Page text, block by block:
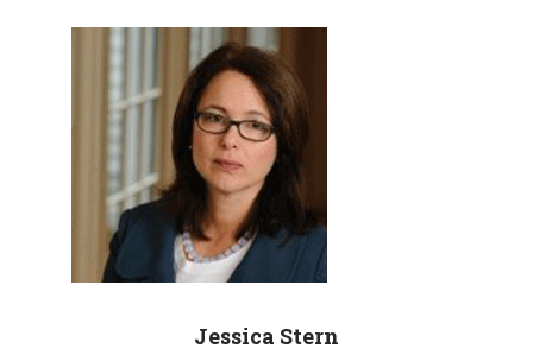
Jessica Stern